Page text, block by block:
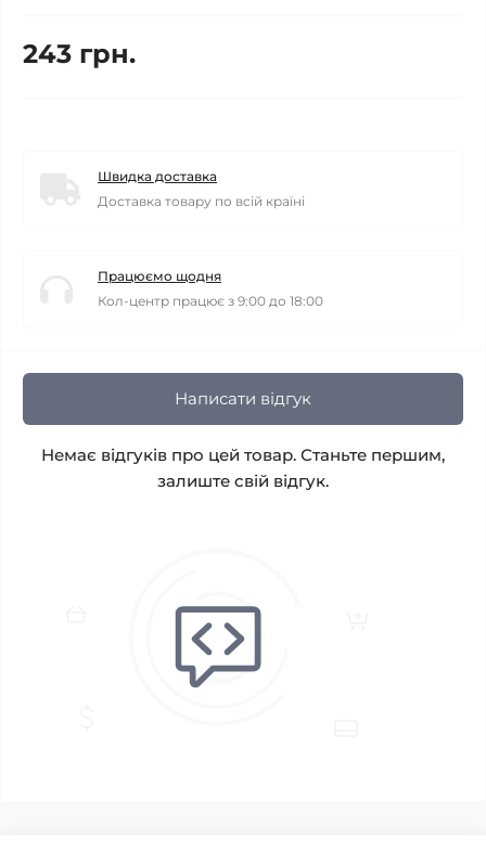
243 грн.
Швидка доставка
Доставка товару по всій країні
Працюємо щодня
Кол-центр працює з 9:00 до 18:00
Написати відгук
Немає відгуків про цей товар. Станьте першим,
залиште свій відгук.